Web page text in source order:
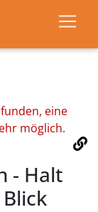
eine
möglich.
- Halt